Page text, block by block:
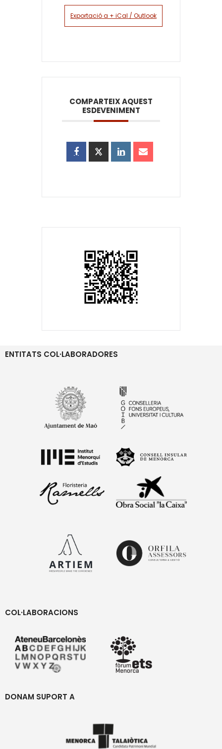
Exportació a + iCal / Outlook
COMPARTEIX AQUEST
ESDEVENIMENT
ENTITATS COL·LABORADORES
COL·LABORACIONS
DONAM SUPORT A